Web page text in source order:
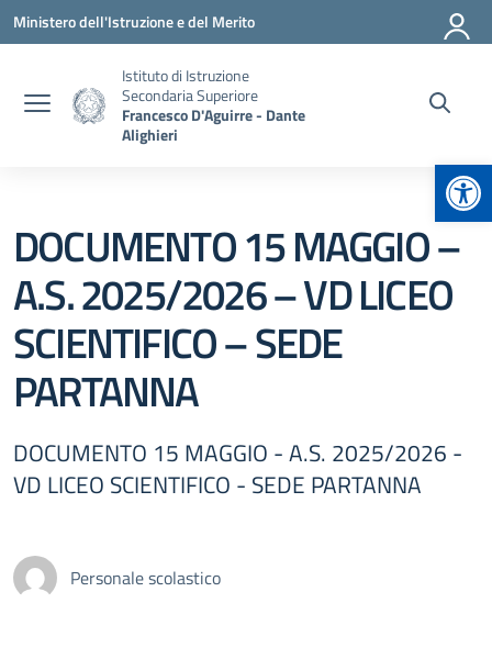
Vai ai contenuti
Vai al menu di navigazione
Vai al footer
Ministero dell'Istruzione e del Merito
Istituto di Istruzione
Secondaria Superiore
Francesco D'Aguirre - Dante
Alighieri
DOCUMENTO 15 MAGGIO –
A.S. 2025/2026 – VD LICEO
SCIENTIFICO – SEDE
PARTANNA
DOCUMENTO 15 MAGGIO - A.S. 2025/2026 -
VD LICEO SCIENTIFICO - SEDE PARTANNA
Personale scolastico